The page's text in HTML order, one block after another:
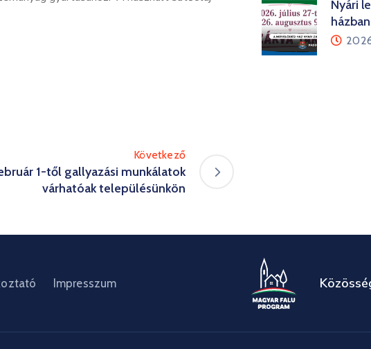
Következő
1-től gallyazási munkálatok
várhatóak településünkön
Nyári
házban
Impresszum